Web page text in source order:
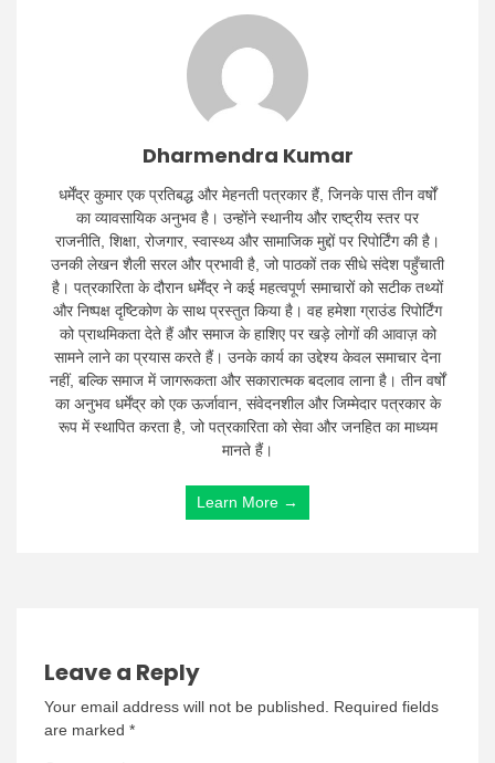
Dharmendra Kumar
धर्मेंद्र कुमार एक प्रतिबद्ध और मेहनती पत्रकार हैं, जिनके पास तीन वर्षों
का व्यावसायिक अनुभव है। उन्होंने स्थानीय और राष्ट्रीय स्तर पर
राजनीति, शिक्षा, रोजगार, स्वास्थ्य और सामाजिक मुद्दों पर रिपोर्टिंग की है।
उनकी लेखन शैली सरल और प्रभावी है, जो पाठकों तक सीधे संदेश पहुँचाती
है। पत्रकारिता के दौरान धर्मेंद्र ने कई महत्वपूर्ण समाचारों को सटीक तथ्यों
और निष्पक्ष दृष्टिकोण के साथ प्रस्तुत किया है। वह हमेशा ग्राउंड रिपोर्टिंग
को प्राथमिकता देते हैं और समाज के हाशिए पर खड़े लोगों की आवाज़ को
सामने लाने का प्रयास करते हैं। उनके कार्य का उद्देश्य केवल समाचार देना
नहीं, बल्कि समाज में जागरूकता और सकारात्मक बदलाव लाना है। तीन वर्षों
का अनुभव धर्मेंद्र को एक ऊर्जावान, संवेदनशील और जिम्मेदार पत्रकार के
रूप में स्थापित करता है, जो पत्रकारिता को सेवा और जनहित का माध्यम
मानते हैं।
Learn More →
Leave a Reply
Your email address will not be published. Required fields
are marked *